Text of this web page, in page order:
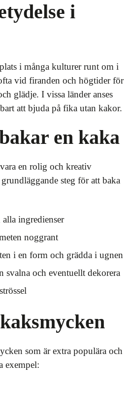
i
i många kulturer runt om i
vid firanden och högtider för
glädje. I vissa länder anses
att bjuda på fika utan kakor.
en kaka
en rolig och kreativ
steg för att baka
ingredienser
noggrant
i en form och grädda i ugnen
svalna och eventuellt dekorera
som är extra populära och
exempel: